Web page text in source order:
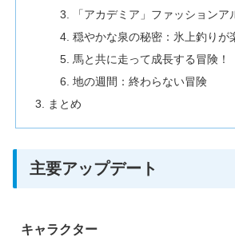
「アカデミア」ファッションア
穏やかな泉の秘密：氷上釣りが
馬と共に走って成長する冒険！
地の週間：終わらない冒険
まとめ
主要アップデート
キャラクター